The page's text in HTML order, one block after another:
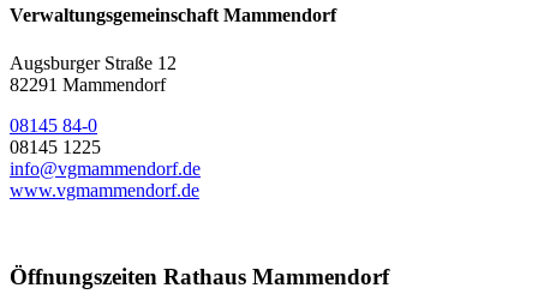
Verwaltungsgemeinschaft Mammendorf
Augsburger Straße 12
82291 Mammendorf
08145 84-0
08145 1225
info@vgmammendorf.de
www.vgmammendorf.de
Öffnungszeiten Rathaus Mammendorf